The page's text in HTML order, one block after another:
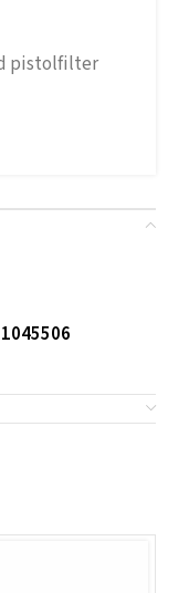
pistolfilter
1045506